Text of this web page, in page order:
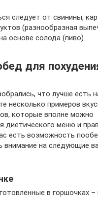
следует от свинины,
(разнообразная
основе солода (пиво).
для
что лучше есть
несколько примеров
которые вполне можно
диетического меню и
есть возможность
внимание на следующие
в горшочках –